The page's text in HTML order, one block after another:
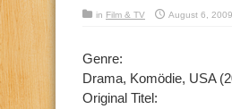
in Film & TV August 6, 2009
Genre:
Drama, Komödie, USA
Original Titel: